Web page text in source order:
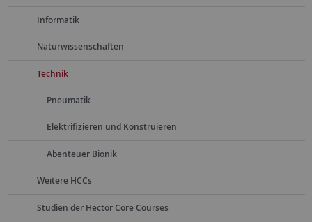
Informatik
Naturwissenschaften
Technik
Pneumatik
Elektrifizieren und Konstruieren
Abenteuer Bionik
Weitere HCCs
Studien der Hector Core Courses